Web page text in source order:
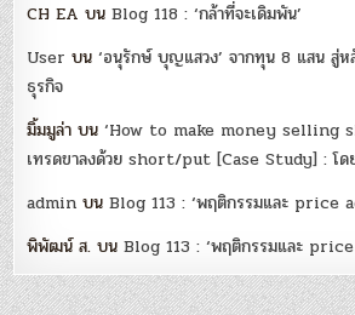
CH EA บนBlog 118 : ‘กล้าที่จะเดิมพัน’
User บน‘อนุรักษ์ บุญแสวง’ จากทุน 8 แสน สู่ห
ธุรกิจ
มิ้มมูล่า บน‘How to make money selling
เทรดขาลงด้วย short/put [Case Study] : โด
admin บนBlog 113 : ‘พฤติกรรมและ price
พิพัฒน์ ส. บนBlog 113 : ‘พฤติกรรมและ